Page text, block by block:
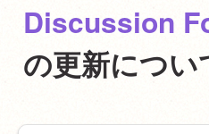
Discussion
の更新につい